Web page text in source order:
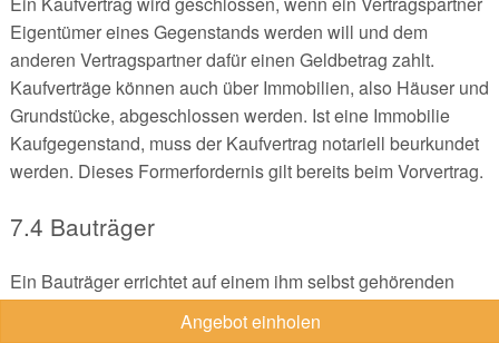
Angebot einholen
Eigentümer eines Gegenstands werden will und dem
anderen Vertragspartner dafür einen Geldbetrag zahlt.
Kaufverträge können auch über Immobilien, also Häuser und
Grundstücke, abgeschlossen werden. Ist eine Immobilie
Kaufgegenstand, muss der Kaufvertrag notariell beurkundet
werden. Dieses Formerfordernis gilt bereits beim Vorvertrag.
7.4 Bauträger
Ein Bauträger errichtet auf einem ihm selbst gehörenden
Grundstück ein Haus und verkauft Haus und Grundstück
dann an den Interessenten. Der Vertrag mit dem Bauträger